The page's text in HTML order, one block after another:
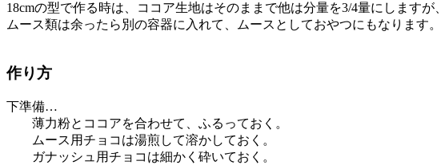
18cmの型で作る時は、ココア生地はそのままで他は分量を3/4量にしますが、
ムース類は余ったら別の容器に入れて、ムースとしておやつにもなります。
作り方
下準備…
薄力粉とココアを合わせて、ふるっておく。
ムース用チョコは湯煎して溶かしておく。
ガナッシュ用チョコは細かく砕いておく。